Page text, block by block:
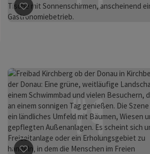
Beitrag merken: Fischgasthof
Beitrag merken: Freibad